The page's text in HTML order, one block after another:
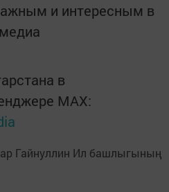
и интересным в
в
MАХ: